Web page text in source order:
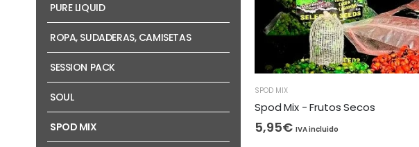
SPOD MIX
Spod Mix - Frutos Secos
5,95€ IVA incluido
PURE LIQUID
ROPA, SUDADERAS, CAMISETAS
SESSION PACK
SOUL
SPOD MIX